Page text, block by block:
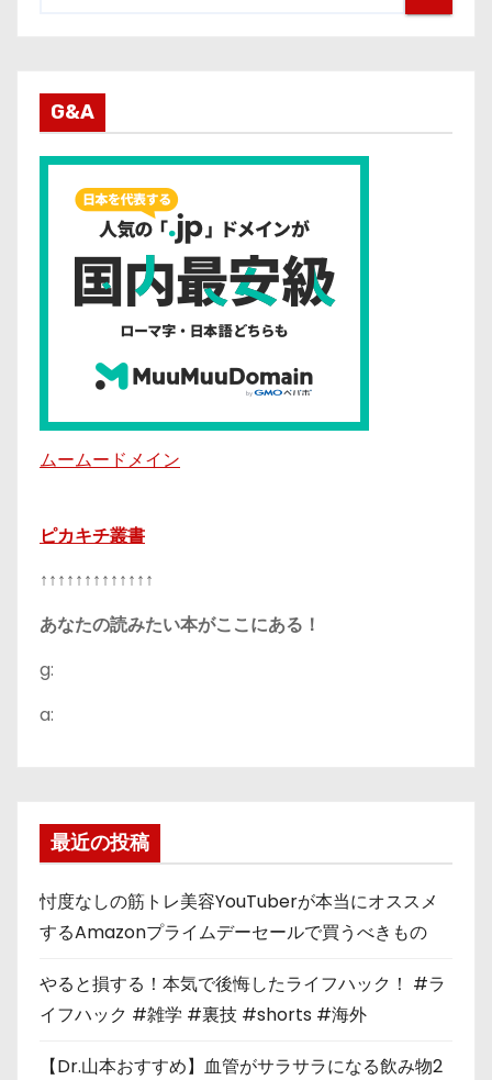
G&A
ムームードメイン
ピカキチ叢書
↑↑↑↑↑↑↑↑↑↑↑↑↑
あなたの読みたい本がここにある！
g:
a:
最近の投稿
忖度なしの筋トレ美容YouTuberが本当にオススメ
するAmazonプライムデーセールで買うべきもの
やると損する！本気で後悔したライフハック！ #ラ
イフハック #雑学 #裏技 #shorts #海外
【Dr.山本おすすめ】血管がサラサラになる飲み物2